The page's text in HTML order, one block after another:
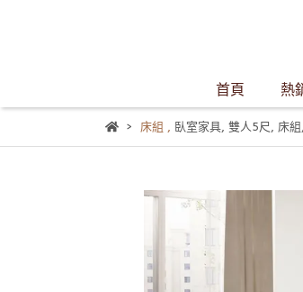
首頁 熱
床組 , 臥室家具, 雙人5尺 , 床組 ,